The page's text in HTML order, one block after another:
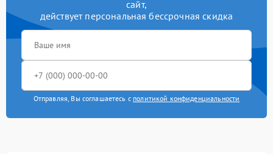
сайт,
действует персональная бессрочная скидка
Отправляя, Вы соглашаетесь с политикой конфиденциальности